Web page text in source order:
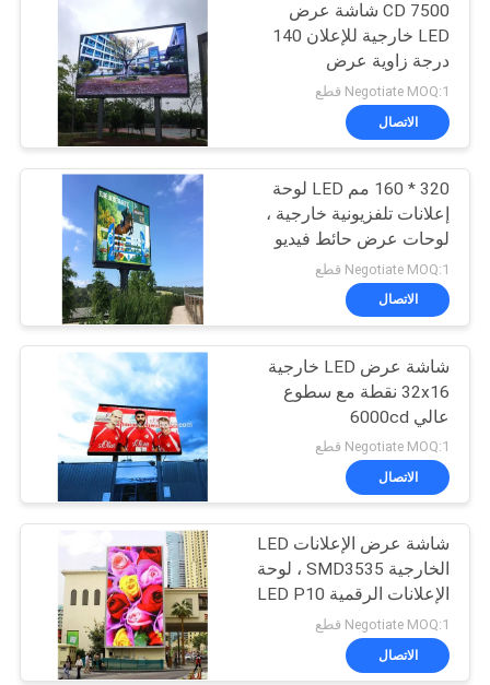
شاشة LED خارجية
ثابتة
29
شاشة LED للخدمة
الأمامية
48
شاشة LED داخلية
للإيجار
25
7500 CD شاشة عرض
LED خارجية للإعلان 140
درجة زاوية عرض
Negotiate MOQ:1 قطع
الاتصال
320 * 160 مم LED لوحة
إعلانات تلفزيونية خارجية ،
لوحات عرض حائط فيديو
60 هرتز
Negotiate MOQ:1 قطع
الاتصال
شاشة عرض LED خارجية
32x16 نقطة مع سطوع
عالي 6000cd
Negotiate MOQ:1 قطع
الاتصال
شاشة عرض الإعلانات LED
الخارجية SMD3535 ، لوحة
الإعلانات الرقمية LED P10
Negotiate MOQ:1 قطع
الاتصال